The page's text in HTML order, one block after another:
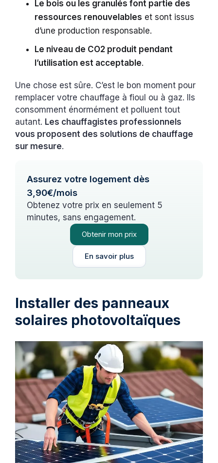
Le bois ou les granulés font partie des
ressources renouvelables et sont issus
d’une production responsable.
Le niveau de CO2 produit pendant
l’utilisation est acceptable.
Une chose est sûre. C’est le bon moment pour
remplacer votre chauffage à fioul ou à gaz. Ils
consomment énormément et polluent tout
autant. Les chauffagistes professionnels
vous proposent des solutions de chauffage
sur mesure.
Assurez votre logement dès
3,90€/mois
Obtenez votre prix en seulement 5
minutes, sans engagement.
Obtenir mon prix
En savoir plus
Installer des panneaux
solaires photovoltaïques